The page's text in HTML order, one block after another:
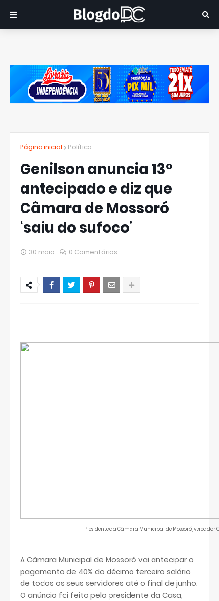
Página inicial Política
Genilson anuncia 13º
antecipado e diz que
Câmara de Mossoró
‘saiu do sufoco’
30 maio 0 Comentários
Presidente da Câmara Municipal de Mossoró, vereador
A Câmara Municipal de Mossoró vai antecipar o
pagamento de 40% do décimo terceiro salário
de todos os seus servidores até o final de junho.
O anúncio foi feito pelo presidente da Casa,